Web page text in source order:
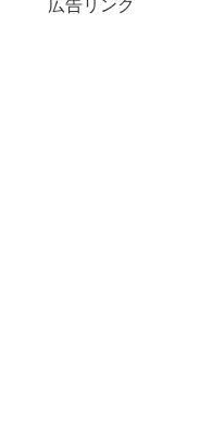
広告リンク